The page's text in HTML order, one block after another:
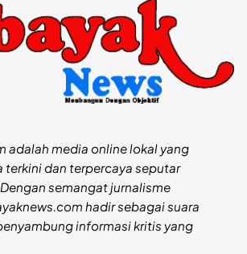
adalah media online lokal yang
terkini dan terpercaya seputar
semangat jurnalisme
hadir sebagai suara
informasi kritis yang